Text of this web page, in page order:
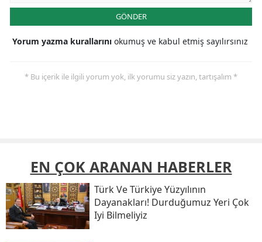
GÖNDER
Yorum yazma kurallarını okumuş ve kabul etmiş sayılırsınız
* Bu içerik ile ilgili yorum yok, ilk yorumu siz yazın, tartışalım *
EN ÇOK ARANAN HABERLER
Türk Ve Türkiye Yüzyılının
Dayanakları! Durduğumuz Yeri Çok
Iyi Bilmeliyiz